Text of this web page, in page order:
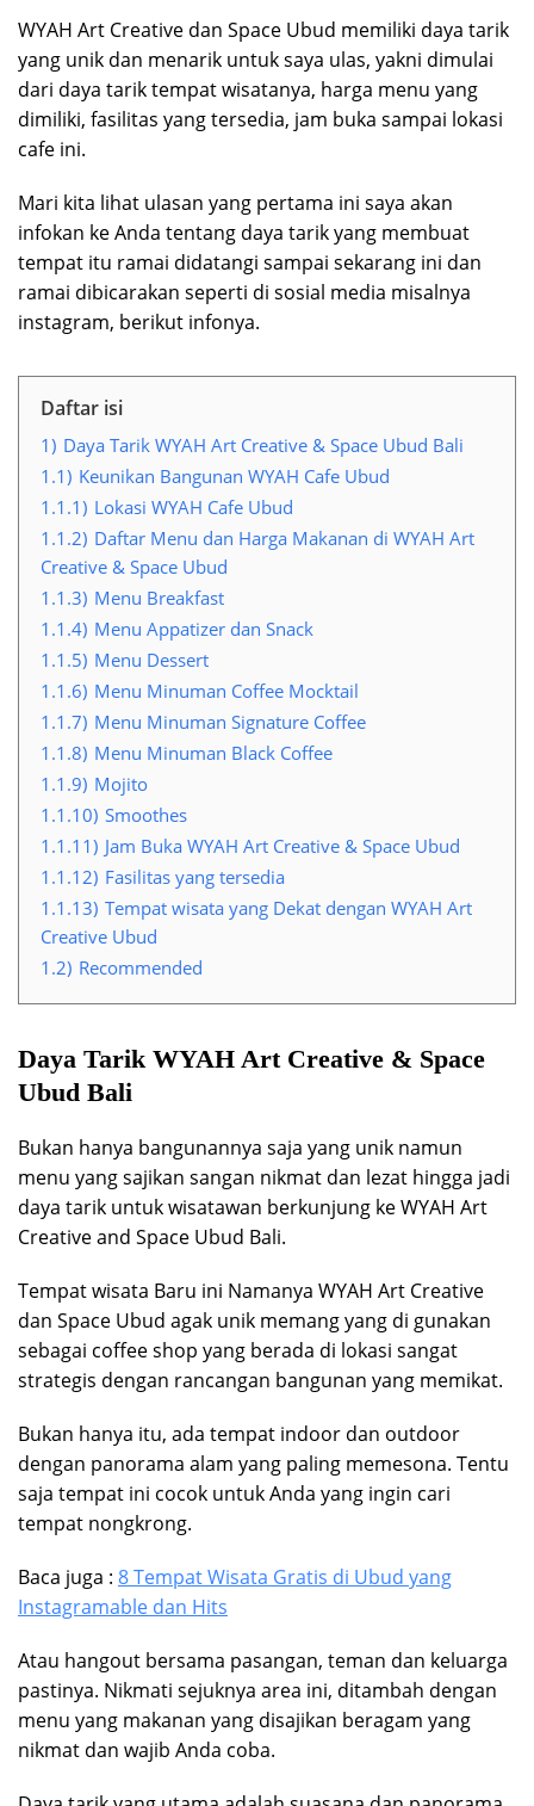
WYAH Art Creative dan Space Ubud memiliki daya tarik
yang unik dan menarik untuk saya ulas, yakni dimulai
dari daya tarik tempat wisatanya, harga menu yang
dimiliki, fasilitas yang tersedia, jam buka sampai lokasi
cafe ini.
Mari kita lihat ulasan yang pertama ini saya akan
infokan ke Anda tentang daya tarik yang membuat
tempat itu ramai didatangi sampai sekarang ini dan
ramai dibicarakan seperti di sosial media misalnya
instagram, berikut infonya.
Daftar isi
1) Daya Tarik WYAH Art Creative & Space Ubud Bali
1.1) Keunikan Bangunan WYAH Cafe Ubud
1.1.1) Lokasi WYAH Cafe Ubud
1.1.2) Daftar Menu dan Harga Makanan di WYAH Art
Creative & Space Ubud
1.1.3) Menu Breakfast
1.1.4) Menu Appatizer dan Snack
1.1.5) Menu Dessert
1.1.6) Menu Minuman Coffee Mocktail
1.1.7) Menu Minuman Signature Coffee
1.1.8) Menu Minuman Black Coffee
1.1.9) Mojito
1.1.10) Smoothes
1.1.11) Jam Buka WYAH Art Creative & Space Ubud
1.1.12) Fasilitas yang tersedia
1.1.13) Tempat wisata yang Dekat dengan WYAH Art
Creative Ubud
1.2) Recommended
Daya Tarik WYAH Art Creative & Space
Ubud Bali
Bukan hanya bangunannya saja yang unik namun
menu yang sajikan sangan nikmat dan lezat hingga jadi
daya tarik untuk wisatawan berkunjung ke WYAH Art
Creative and Space Ubud Bali.
Tempat wisata Baru ini Namanya WYAH Art Creative
dan Space Ubud agak unik memang yang di gunakan
sebagai coffee shop yang berada di lokasi sangat
strategis dengan rancangan bangunan yang memikat.
Bukan hanya itu, ada tempat indoor dan outdoor
dengan panorama alam yang paling memesona. Tentu
saja tempat ini cocok untuk Anda yang ingin cari
tempat nongkrong.
Baca juga : 8 Tempat Wisata Gratis di Ubud yang
Instagramable dan Hits
Atau hangout bersama pasangan, teman dan keluarga
pastinya. Nikmati sejuknya area ini, ditambah dengan
menu yang makanan yang disajikan beragam yang
nikmat dan wajib Anda coba.